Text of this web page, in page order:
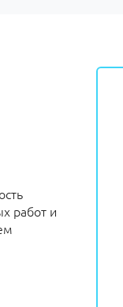
работ и